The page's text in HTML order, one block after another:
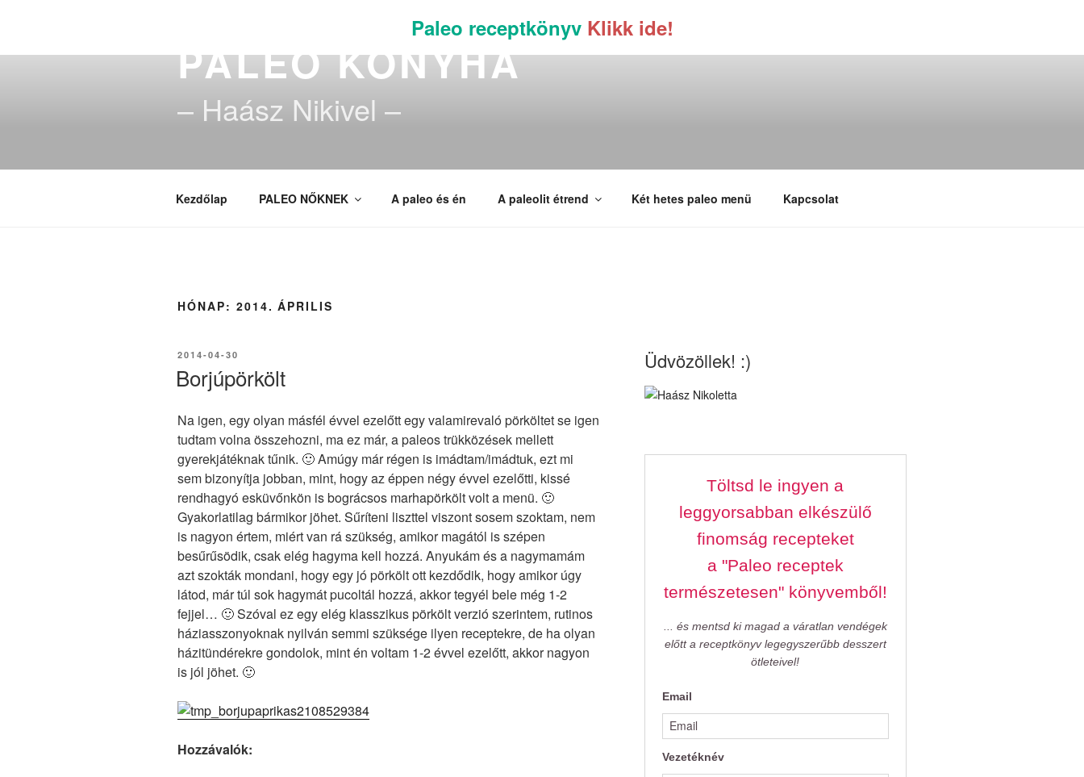
Paleo receptkönyv Klikk ide!
PALEO KONYHA
– Haász Nikivel –
Kezdőlap PALEO NŐKNEK A paleo és én A paleolit étrend Két hetes paleo menü Kapcsolat
HÓNAP: 2014. ÁPRILIS
BEKÜLDVE:
2014-04-30
Borjúpörkölt
Na igen, egy olyan másfél évvel ezelőtt egy valamirevaló pörköltet se igen
tudtam volna összehozni, ma ez már, a paleos trükközések mellett
gyerekjátéknak tűnik. 🙂 Amúgy már régen is imádtam/imádtuk, ezt mi
sem bizonyítja jobban, mint, hogy az éppen négy évvel ezelőtti, kissé
rendhagyó esküvőnkön is bográcsos marhapörkölt volt a menü. 🙂
Gyakorlatilag bármikor jöhet. Sűríteni liszttel viszont sosem szoktam, nem
is nagyon értem, miért van rá szükség, amikor magától is szépen
besűrűsödik, csak elég hagyma kell hozzá. Anyukám és a nagymamám
azt szokták mondani, hogy egy jó pörkölt ott kezdődik, hogy amikor úgy
látod, már túl sok hagymát pucoltál hozzá, akkor tegyél bele még 1-2
fejjel… 🙂 Szóval ez egy elég klasszikus pörkölt verzió szerintem, rutinos
háziasszonyoknak nyilván semmi szüksége ilyen receptekre, de ha olyan
házitündérekre gondolok, mint én voltam 1-2 évvel ezelőtt, akkor nagyon
is jól jöhet. 🙂
Hozzávalók:
Üdvözöllek! :)
Töltsd le ingyen a
leggyorsabban elkészülő
finomság recepteket
a "Paleo receptek
természetesen" könyvemből!
... és mentsd ki magad a váratlan vendégek
előtt a receptkönyv legegyszerűbb desszert
ötleteivel!
Email
Vezetéknév